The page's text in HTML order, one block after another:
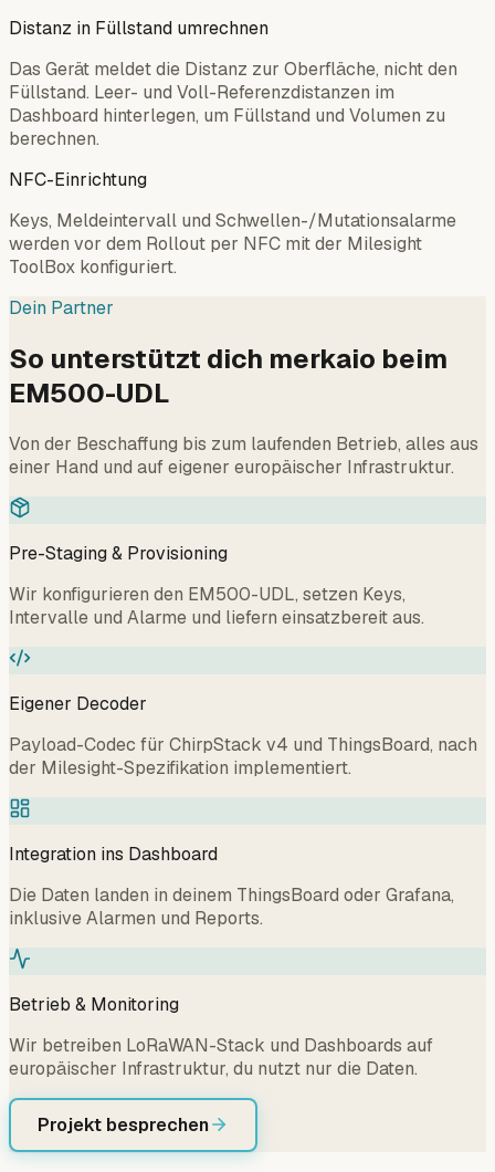
Distanz in Füllstand umrechnen
Das Gerät meldet die Distanz zur Oberfläche, nicht den
Füllstand. Leer- und Voll-Referenzdistanzen im
Dashboard hinterlegen, um Füllstand und Volumen zu
berechnen.
NFC-Einrichtung
Keys, Meldeintervall und Schwellen-/Mutationsalarme
werden vor dem Rollout per NFC mit der Milesight
ToolBox konfiguriert.
Dein Partner
So unterstützt dich merkaio beim
EM500-UDL
Von der Beschaffung bis zum laufenden Betrieb, alles aus
einer Hand und auf eigener europäischer Infrastruktur.
Pre-Staging & Provisioning
Wir konfigurieren den EM500-UDL, setzen Keys,
Intervalle und Alarme und liefern einsatzbereit aus.
Eigener Decoder
Payload-Codec für ChirpStack v4 und ThingsBoard, nach
der Milesight-Spezifikation implementiert.
Integration ins Dashboard
Die Daten landen in deinem ThingsBoard oder Grafana,
inklusive Alarmen und Reports.
Betrieb & Monitoring
Wir betreiben LoRaWAN-Stack und Dashboards auf
europäischer Infrastruktur, du nutzt nur die Daten.
Projekt besprechen